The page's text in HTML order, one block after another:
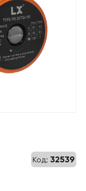
Код: 32539